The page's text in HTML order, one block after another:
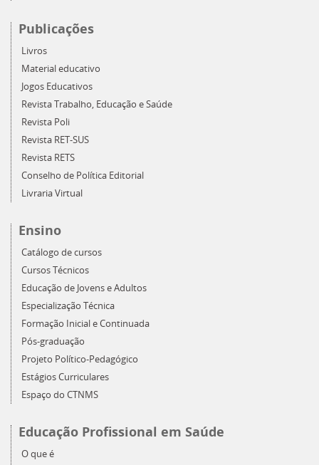
Publicações
Livros
Material educativo
Jogos Educativos
Revista Trabalho, Educação e Saúde
Revista Poli
Revista RET-SUS
Revista RETS
Conselho de Política Editorial
Livraria Virtual
Ensino
Catálogo de cursos
Cursos Técnicos
Educação de Jovens e Adultos
Especialização Técnica
Formação Inicial e Continuada
Pós-graduação
Projeto Político-Pedagógico
Estágios Curriculares
Espaço do CTNMS
Educação Profissional em Saúde
O que é